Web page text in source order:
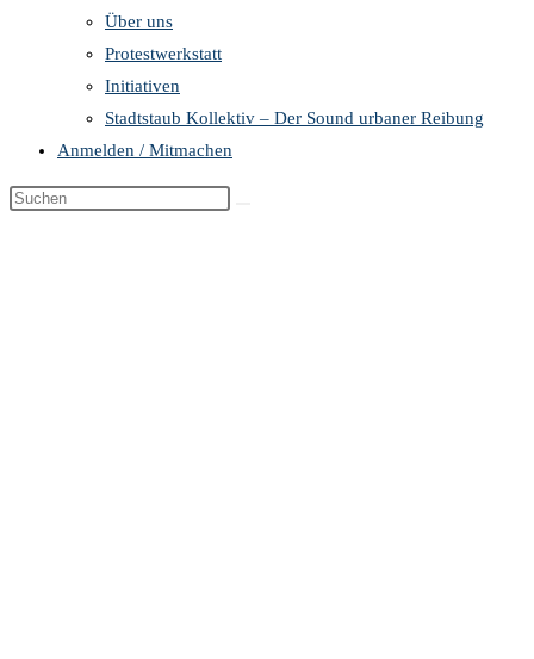
Über uns
Protestwerkstatt
Initiativen
Stadtstaub Kollektiv – Der Sound urbaner Reibung
Anmelden / Mitmachen
Diese